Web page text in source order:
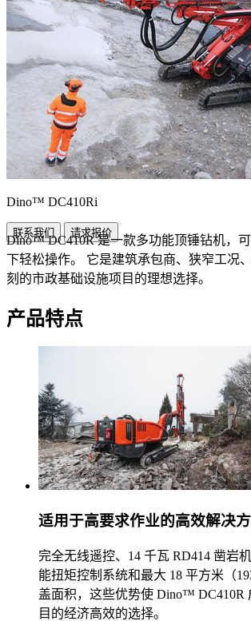
Dino™ DC410Ri
联系我们 请求报价
Dino™ DC410R 是一款多功能顶锤钻机，
下轻松操作。 它是建筑承包商、狭窄工况
刻的市政基础设施项目的理想选择。
产品特点
适用于高要求作业的高效解决
完全无线遥控、14 千瓦 RD414 凿岩
能扭矩控制系统和最大 18 平方米（
盖面积，这些优势使 Dino™ DC410R
目的经济高效的选择。